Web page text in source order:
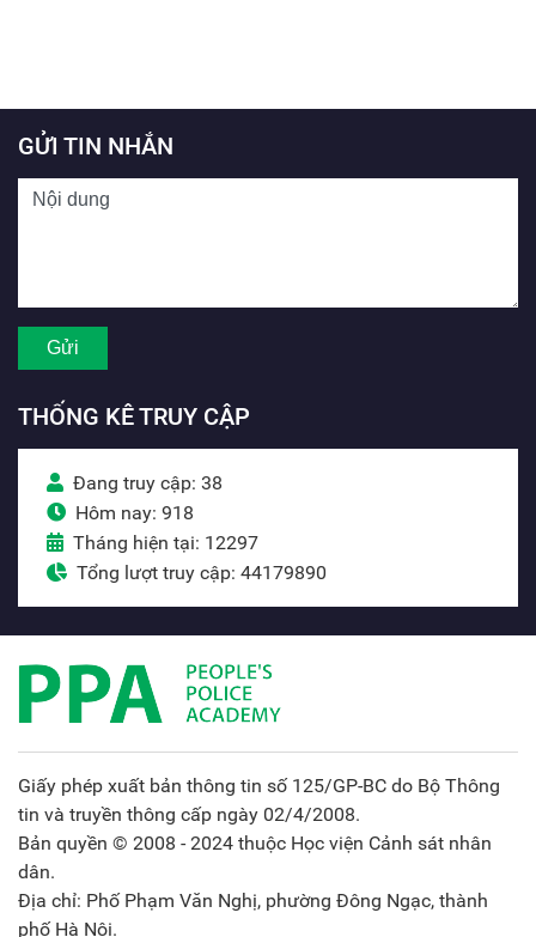
GỬI TIN NHẮN
THỐNG KÊ TRUY CẬP
Đang truy cập: 38
Hôm nay: 918
Tháng hiện tại: 12297
Tổng lượt truy cập: 44179890
Giấy phép xuất bản thông tin số 125/GP-BC do Bộ Thông
tin và truyền thông cấp ngày 02/4/2008.
Bản quyền © 2008 - 2024 thuộc Học viện Cảnh sát nhân
dân.
Địa chỉ: Phố Phạm Văn Nghị, phường Đông Ngạc, thành
phố Hà Nội.